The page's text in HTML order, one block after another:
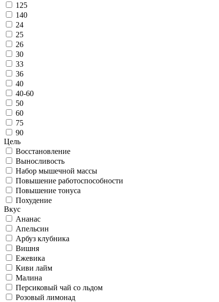
125
140
24
25
26
30
33
36
40
40-60
50
60
75
90
Цель
Восстановление
Выносливость
Набор мышечной массы
Повышение работоспособности
Повышение тонуса
Похудение
Вкус
Ананас
Апельсин
Арбуз клубника
Вишня
Ежевика
Киви лайм
Малина
Персиковый чай со льдом
Розовый лимонад